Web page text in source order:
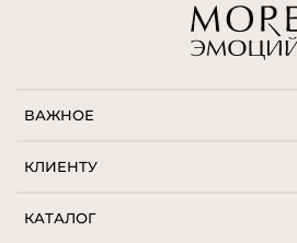
ВАЖНОЕ
КЛИЕНТУ
КАТАЛОГ